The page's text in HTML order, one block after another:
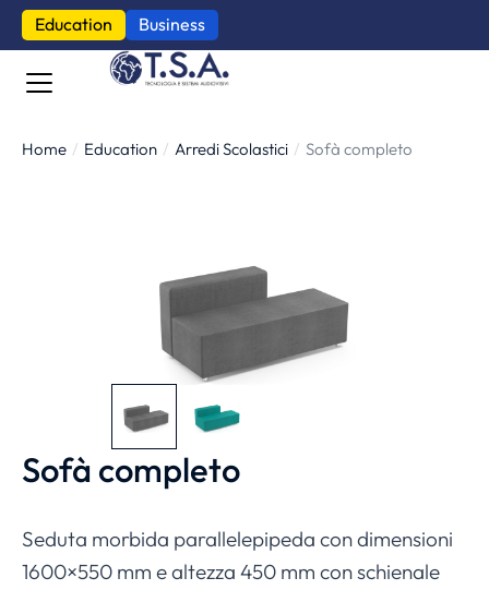
Education Business
Tu sei qui:
Home Education Arredi Scolastici Sofà completo
Sofà completo
Seduta morbida parallelepipeda con dimensioni
1600×550 mm e altezza 450 mm con schienale